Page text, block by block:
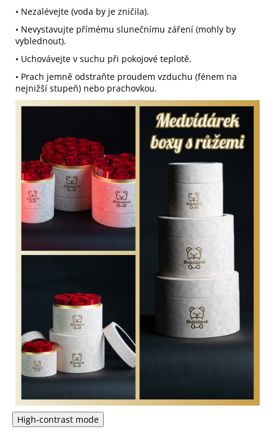
• Nezalévejte (voda by je zničila).
• Nevystavujte přímému slunečnímu záření (mohly by
vyblednout).
• Uchovávejte v suchu při pokojové teplotě.
• Prach jemně odstraňte proudem vzduchu (fénem na
nejnižší stupeň) nebo prachovkou.
High-contrast mode